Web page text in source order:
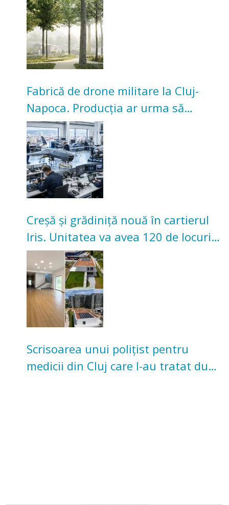
Universitarilor
Fabrică de drone militare la Cluj-
Napoca. Producția ar urma să
înceapă în toamna acestui an
Creșă și grădiniță nouă în cartierul
Iris. Unitatea va avea 120 de locuri
pentru copii
Scrisoarea unui polițist pentru
medicii din Cluj care l-au tratat după